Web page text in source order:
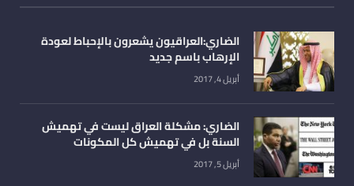
الضاري:العراقيون يشعرون بالإحباط لعودة
الإرهاب باسم جديد
أبريل 4, 2017
الضاري: مشكلة العراق ليست في تهميش
السنة بل في تهميش كل المكونات
أبريل 5, 2017